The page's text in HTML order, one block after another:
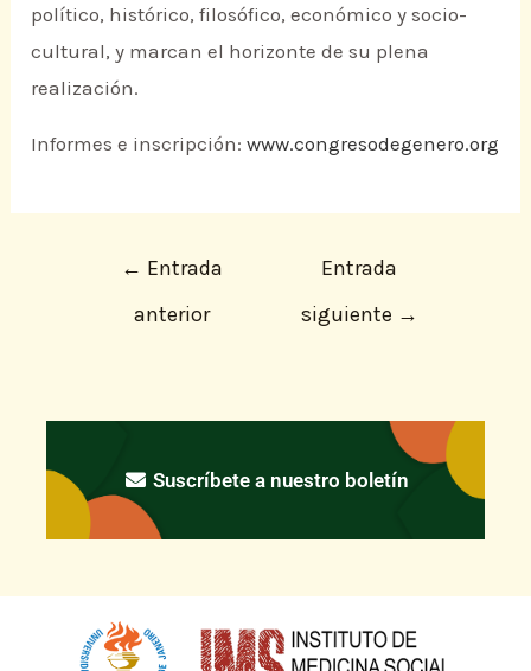
político, histórico, filosófico, económico y socio-
cultural, y marcan el horizonte de su plena
realización.
Informes e inscripción:www.congresodegenero.org
← Entrada
anterior
Entrada
siguiente →
Suscríbete a nuestro boletín